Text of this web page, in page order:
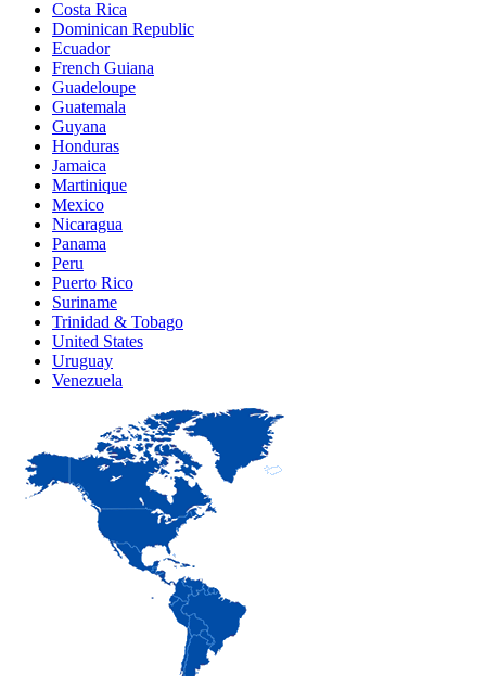
Costa Rica
Dominican Republic
Ecuador
French Guiana
Guadeloupe
Guatemala
Guyana
Honduras
Jamaica
Martinique
Mexico
Nicaragua
Panama
Peru
Puerto Rico
Suriname
Trinidad & Tobago
United States
Uruguay
Venezuela